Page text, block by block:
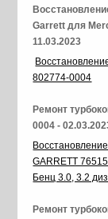
Garrett для
11.03.2023
802774-0004
Ремонт
0004 -
GARRETT
Бенц 3.0, 3.2
Ремонт